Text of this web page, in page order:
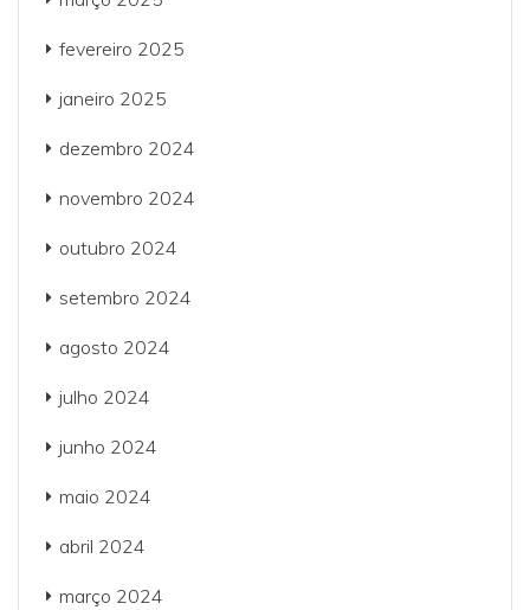
fevereiro 2025
janeiro 2025
dezembro 2024
novembro 2024
outubro 2024
setembro 2024
agosto 2024
julho 2024
junho 2024
maio 2024
abril 2024
março 2024